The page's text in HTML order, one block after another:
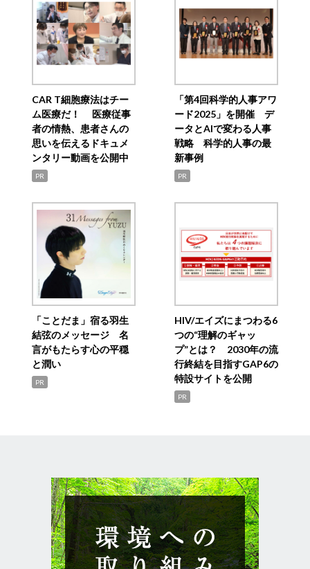
CAR T細胞療法はチー
ム医療だ！ 医療従事
者の情熱、患者さんの
思いを伝えるドキュメ
ンタリー動画を公開中
PR
「第4回科学的人事アワ
ード2025」を開催 デ
ータとAIで変わる人事
戦略 科学的人事の最
新事例
PR
「ことだま」宿る羽生
結弦のメッセージ 名
言がもたらす心の平穏
と潤い
PR
HIV/エイズにまつわる6
つの“理解のギャッ
プ”とは？ 2030年の流
行終結を目指すGAP6の
特設サイトを公開
PR